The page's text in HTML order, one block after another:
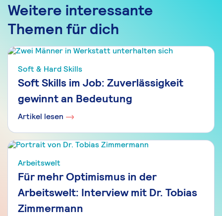
Weitere interessante
Themen für dich
Soft & Hard Skills
Soft Skills im Job: Zuverlässigkeit
gewinnt an Bedeutung
Artikel lesen
Arbeitswelt
Für mehr Optimismus in der
Arbeitswelt: Interview mit Dr. Tobias
Zimmermann